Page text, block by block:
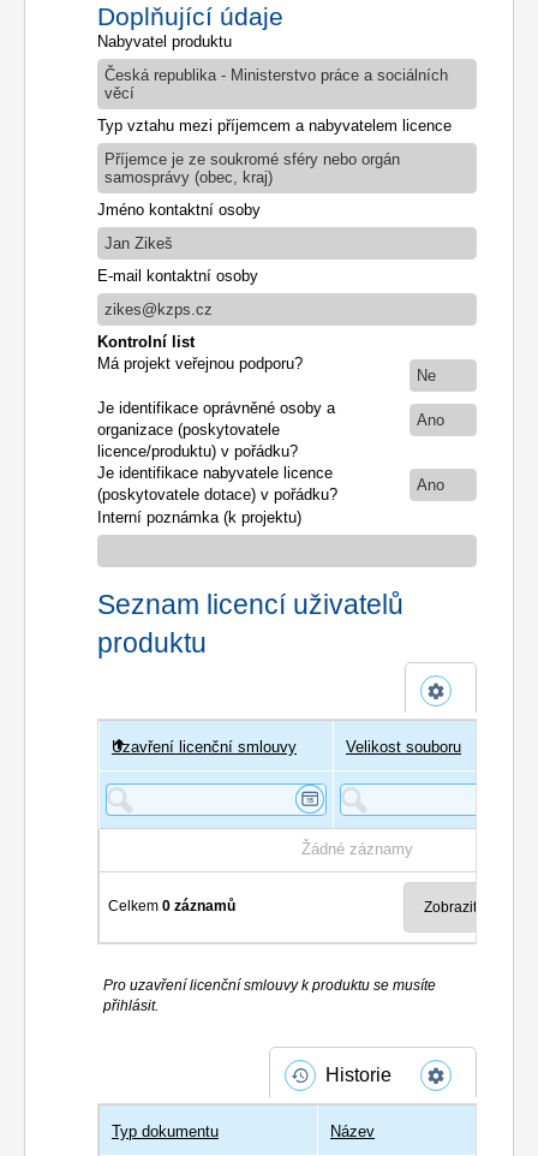
Doplňující údaje
Nabyvatel produktu
Česká republika - Ministerstvo práce a sociálních
věcí
Typ vztahu mezi příjemcem a nabyvatelem licence
Příjemce je ze soukromé sféry nebo orgán
samosprávy (obec, kraj)
Jméno kontaktní osoby
Jan Zikeš
E-mail kontaktní osoby
zikes@kzps.cz
Kontrolní list
Má projekt veřejnou podporu?
Ne
Je identifikace oprávněné osoby a
organizace (poskytovatele
licence/produktu) v pořádku?
Ano
Je identifikace nabyvatele licence
(poskytovatele dotace) v pořádku?
Ano
Interní poznámka (k projektu)
Seznam licencí uživatelů
produktu
Uživatel
Uzavření licenční smlouvy Velikost souboru
Žádné záznamy
Celkem0 záznamů
Pro uzavření licenční smlouvy k produktu se musíte
přihlásit.
Historie
Typ dokumentu Název